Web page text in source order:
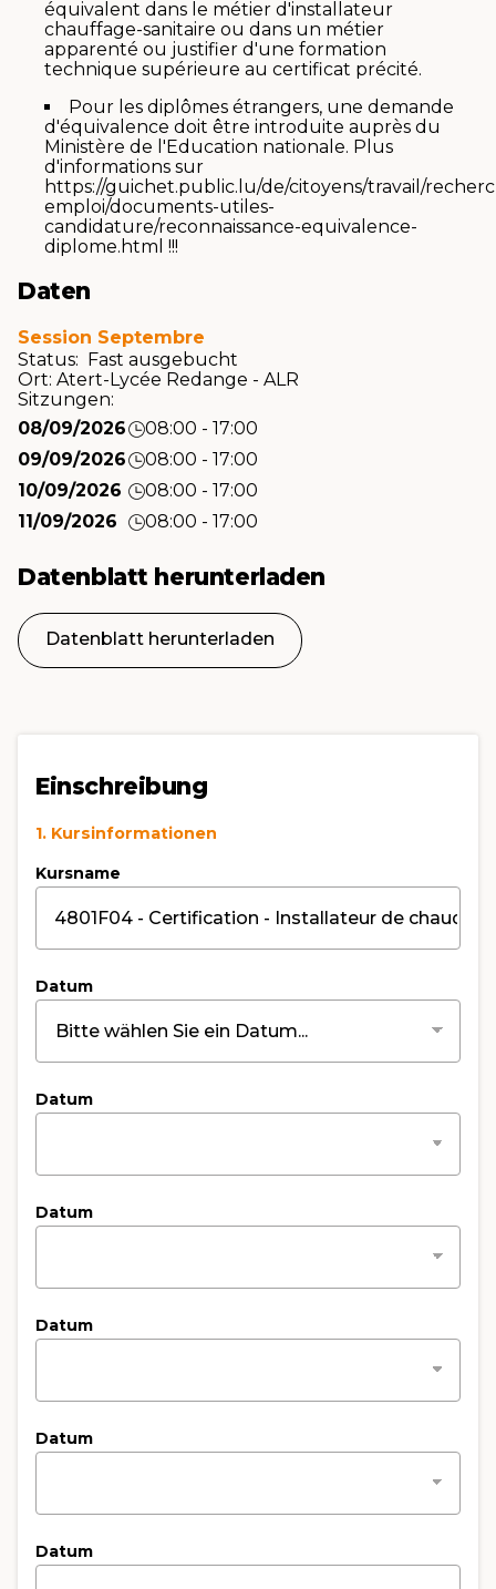
équivalent dans le métier d'installateur
chauffage-sanitaire ou dans un métier
apparenté ou justifier d'une formation
technique supérieure au certificat précité.
Pour les diplômes étrangers, une demande
d'équivalence doit être introduite auprès du
Ministère de l'Education nationale. Plus
d'informations sur
https://guichet.public.lu/de/citoyens/travail/
emploi/documents-utiles-
candidature/reconnaissance-equivalence-
diplome.html !!!
Daten
Session Septembre
Status: Fast ausgebucht
Ort: Atert-Lycée Redange - ALR
Sitzungen:
08/09/2026
08:00 - 17:00
09/09/2026
08:00 - 17:00
10/09/2026
08:00 - 17:00
11/09/2026
08:00 - 17:00
Datenblatt herunterladen
Datenblatt herunterladen
Einschreibung
1. Kursinformationen
Kursname
Datum
Datum
Datum
Datum
Datum
Datum